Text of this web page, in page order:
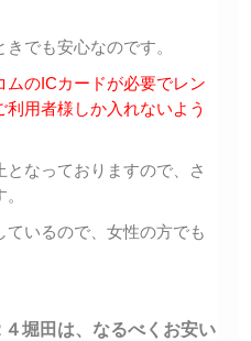
でも安心なのです。
ムのICカードが必要でレン
用者様しか入れないよう
なっておりますので、さ
ているので、女性の方でも
堀田は、なるべくお安い